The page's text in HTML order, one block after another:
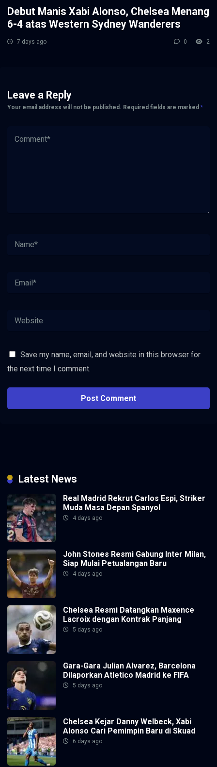
Debut Manis Xabi Alonso, Chelsea Menang
6-4 atas Western Sydney Wanderers
7 days ago 0 2
Leave a Reply
Your email address will not be published. Required fields are marked *
Save my name, email, and website in this browser for
the next time I comment.
Latest News
Real Madrid Rekrut Carlos Espi, Striker
Muda Masa Depan Spanyol
4 days ago
John Stones Resmi Gabung Inter Milan,
Siap Mulai Petualangan Baru
4 days ago
Chelsea Resmi Datangkan Maxence
Lacroix dengan Kontrak Panjang
5 days ago
Gara-Gara Julian Alvarez, Barcelona
Dilaporkan Atletico Madrid ke FIFA
5 days ago
Chelsea Kejar Danny Welbeck, Xabi
Alonso Cari Pemimpin Baru di Skuad
6 days ago